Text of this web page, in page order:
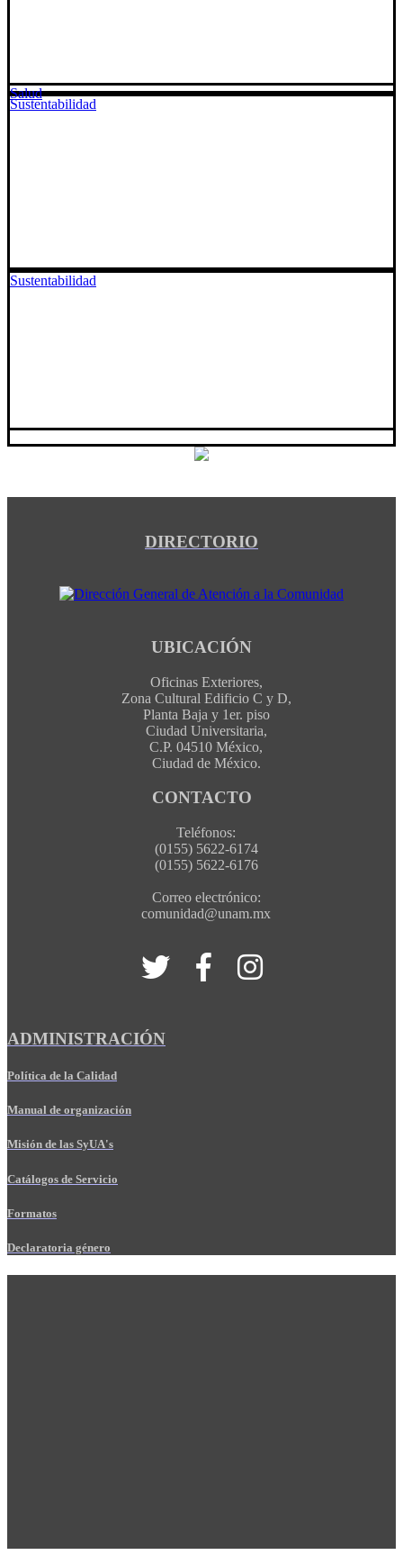
Sustentabilidad
Sustentabilidad
Salud
DIRECTORIO
UBICACIÓN
Oficinas Exteriores,
Zona Cultural Edificio C y D,
Planta Baja y 1er. piso
Ciudad Universitaria,
C.P. 04510 México,
Ciudad de México.
CONTACTO
Teléfonos:
(0155) 5622-6174
(0155) 5622-6176
Correo electrónico:
comunidad@unam.mx
ADMINISTRACIÓN
Política de la Calidad
Manual de organización
Misión de las SyUA's
Catálogos de Servicio
Formatos
Declaratoria género